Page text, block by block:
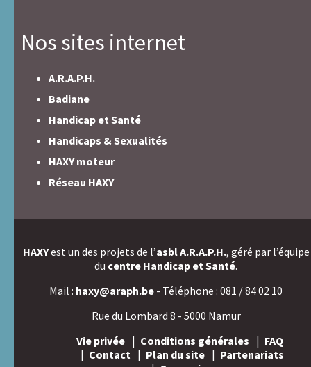
Nos sites internet
A.R.A.P.H.
Badiane
Handicap et Santé
Handicaps & Sexualités
HAXY moteur
Réseau HAXY
HAXYest un des projets de l’asbl A.R.A.P.H., géré par l’équipe
du centre Handicap et Santé.
Mail : haxy@araph.be - Téléphone : 081 / 84 02 10
Rue du Lombard 8 - 5000 Namur
Vie privée
Conditions générales
FAQ
Contact
Plan du site
Partenariats